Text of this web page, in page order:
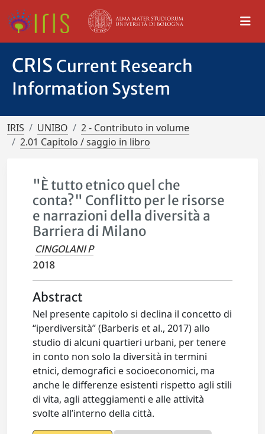
CRIS Current Research
Information System
IRIS UNIBO
2 - Contributo in volume
2.01 Capitolo / saggio in libro
"È tutto etnico quel che
conta?" Conflitto per le risorse
e narrazioni della diversità a
Barriera di Milano
CINGOLANI P
2018
Abstract
Nel presente capitolo si declina il concetto di
“iperdiversità” (Barberis et al., 2017) allo
studio di alcuni quartieri urbani, per tenere
in conto non solo la diversità in termini
etnici, demografici e socioeconomici, ma
anche le differenze esistenti rispetto agli stili
di vita, agli atteggiamenti e alle attività
svolte all’interno della città.